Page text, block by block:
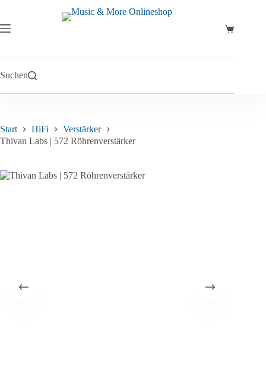
springen
Warenkorb
Suchen
Start HiFi
Verstärker
Thivan Labs | 572 Röhrenverstärker